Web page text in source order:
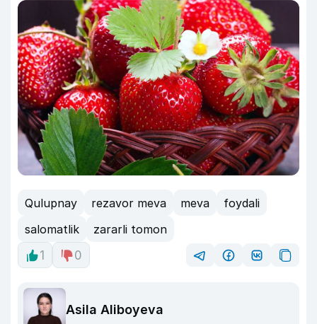
Qulupnay rezavor meva meva
foydali
salomatlik
zararli tomon
1
0
Asila Aliboyeva